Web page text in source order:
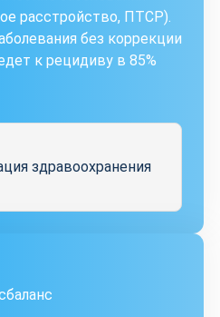
расстройство, ПТСР).
без коррекции
к рецидиву в 85%
здравоохранения